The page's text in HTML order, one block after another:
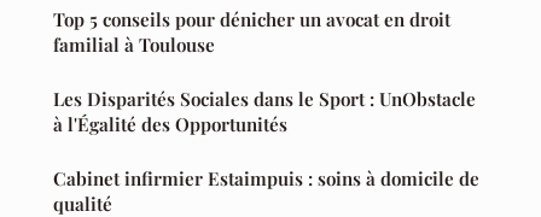
Top 5 conseils pour dénicher un avocat en droit
familial à Toulouse
Les Disparités Sociales dans le Sport : UnObstacle
à l'Égalité des Opportunités
Cabinet infirmier Estaimpuis : soins à domicile de
qualité